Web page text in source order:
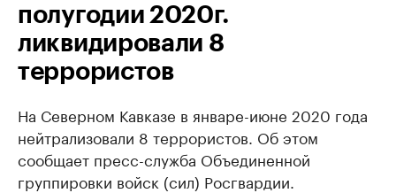
полугодии 2020г.
ликвидировали 8
террористов
На Северном Кавказе в январе-июне 2020 года
нейтрализовали 8 террористов. Об этом
сообщает пресс-служба Объединенной
группировки войск (сил) Росгвардии.